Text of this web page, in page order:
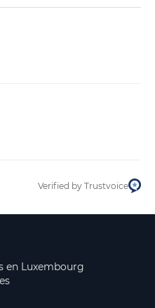
Verified by Trustvoice
en Luxembourg